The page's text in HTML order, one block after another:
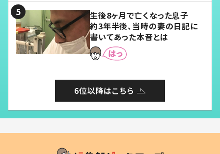
生後8ヶ月で亡くなった息子
約3年半後、当時の妻の日記に
書いてあった本音とは
6位以降はこちら